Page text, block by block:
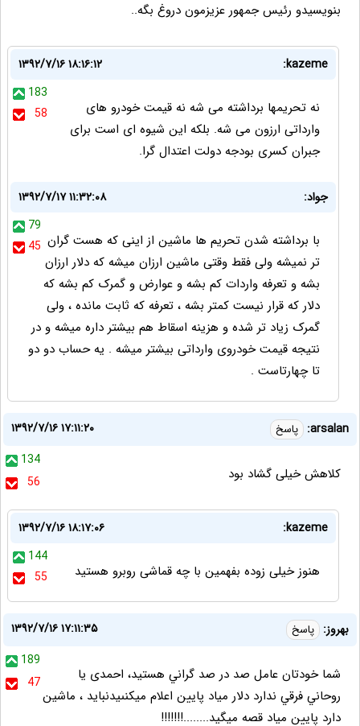
بنويسيدو رئيس جمهور عزيزمون دروغ بگه..
kazeme:
۱۳۹۲/۷/۱۶ ۱۸:۱۶:۱۲
183
58
نه تحریمها برداشته می شه نه قیمت خودرو های
وارداتی ارزون می شه. بلکه این شیوه ای است برای
جبران کسری بودجه دولت اعتدال گرا.
جواد:
۱۳۹۲/۷/۱۷ ۱۱:۳۲:۰۸
79
45 با برداشته شدن تحریم ها ماشین از اینی که هست گران
تر نمیشه ولی فقط وقتی ماشین ارزان میشه که دلار ارزان
بشه و تعرفه واردات کم بشه و عوارض و گمرک کم بشه که
دلار که قرار نیست کمتر بشه ، تعرفه که ثابت مانده ، ولی
گمرک زیاد تر شده و هزینه اسقاط هم بیشتر داره میشه و در
نتیجه قیمت خودروی وارداتی بیشتر میشه . یه حساب دو دو
تا چهارتاست .
arsalan: پاسخ
۱۳۹۲/۷/۱۶ ۱۷:۱۱:۲۰
134
56
کلاهش خیلی گشاد بود
kazeme:
۱۳۹۲/۷/۱۶ ۱۸:۱۷:۰۶
144
55
هنوز خیلی زوده بفهمین با چه قماشی روبرو هستید
بهروز: پاسخ
۱۳۹۲/۷/۱۶ ۱۷:۱۱:۳۵
189
47
شما خودتان عامل صد در صد گراني هستيد، احمدى يا
روحاني فرقي ندارد دلار مياد پايين اعلام ميكنىيدنبايد ، ماشين
دارد پايين مياد قصه ميگيد........!!!!!!!